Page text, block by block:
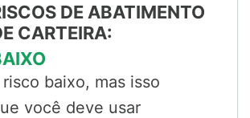
DE ABATIMENTO
CARTEIRA:
baixo, mas isso
você deve usar